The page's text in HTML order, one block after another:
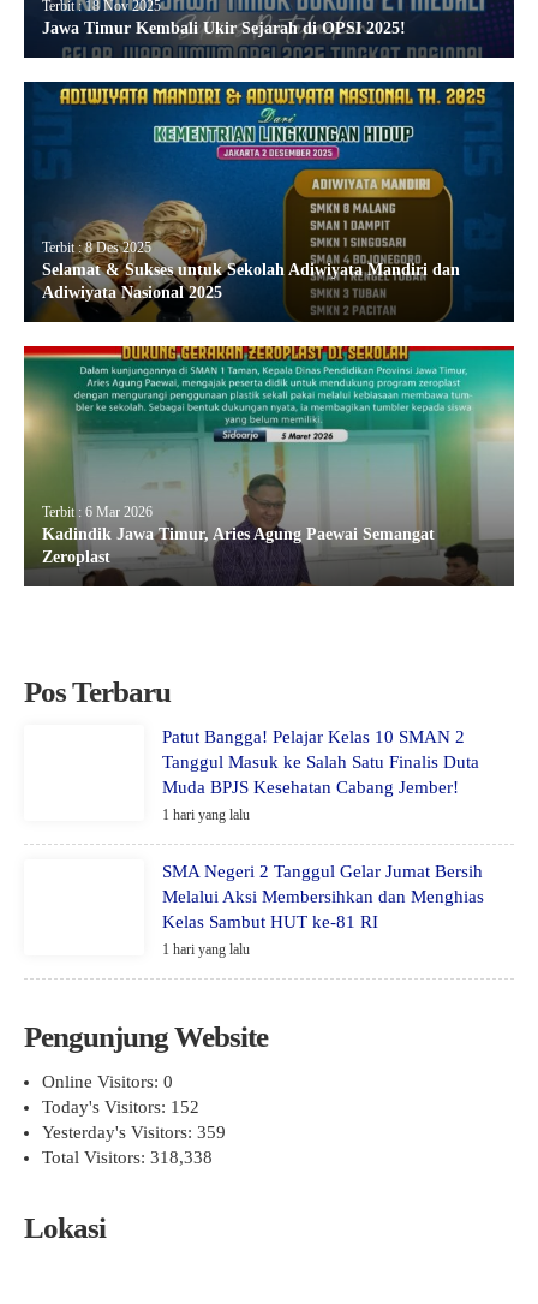
Terbit : 18 Nov 2025
Jawa Timur Kembali Ukir Sejarah di OPSI 2025!
Terbit : 8 Des 2025
Selamat & Sukses untuk Sekolah Adiwiyata Mandiri dan
Adiwiyata Nasional 2025
Terbit : 6 Mar 2026
Kadindik Jawa Timur, Aries Agung Paewai Semangat
Zeroplast
Pos Terbaru
Patut Bangga! Pelajar Kelas 10 SMAN 2
Tanggul Masuk ke Salah Satu Finalis Duta
Muda BPJS Kesehatan Cabang Jember!
1 hari yang lalu
SMA Negeri 2 Tanggul Gelar Jumat Bersih
Melalui Aksi Membersihkan dan Menghias
Kelas Sambut HUT ke-81 RI
1 hari yang lalu
Pengunjung Website
Online Visitors: 0
Today's Visitors: 152
Yesterday's Visitors: 359
Total Visitors: 318,338
Lokasi